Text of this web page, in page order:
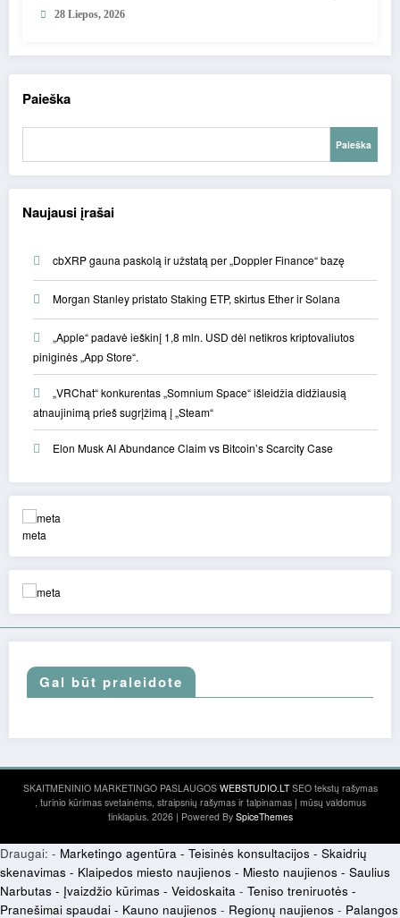
28 Liepos, 2026
Paieška
Paieška
Naujausi įrašai
cbXRP gauna paskolą ir užstatą per „Doppler Finance“ bazę
Morgan Stanley pristato Staking ETP, skirtus Ether ir Solana
„Apple“ padavė ieškinį 1,8 mln. USD dėl netikros kriptovaliutos
piniginės „App Store“.
„VRChat“ konkurentas „Somnium Space“ išleidžia didžiausią
atnaujinimą prieš sugrįžimą į „Steam“
Elon Musk AI Abundance Claim vs Bitcoin’s Scarcity Case
meta
Gal būt praleidote
SKAITMENINIO MARKETINGO PASLAUGOS WEBSTUDIO.LTSEO tekstų rašymas
, turinio kūrimas svetainėms, straipsnių rašymas ir talpinamas į mūsų valdomus
tinklapius. 2026 | Powered By SpiceThemes
Draugai: - Marketingo agentūra - Teisinės konsultacijos - Skaidrių
skenavimas - Klaipedos miesto naujienos - Miesto naujienos - Saulius
Narbutas - Įvaizdžio kūrimas - Veidoskaita - Teniso treniruotės -
Pranešimai spaudai - Kauno naujienos - Regionų naujienos - Palangos